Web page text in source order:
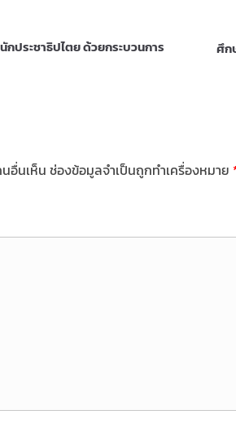
ประชาธิปไตย ด้วยกระบวนการ
ศึก
อื่นเห็น ช่องข้อมูลจำเป็นถูกทำเครื่องหมาย